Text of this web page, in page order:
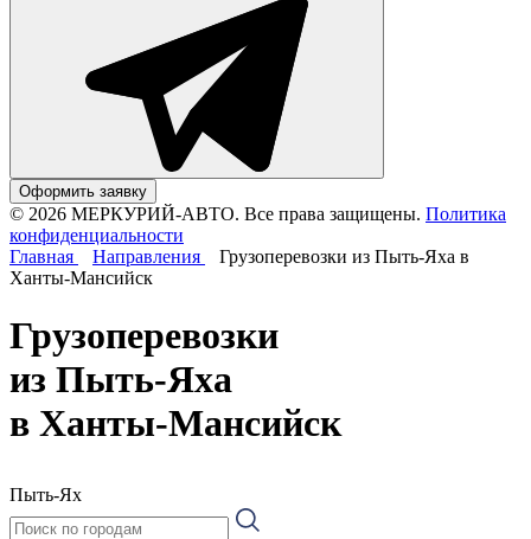
Оформить заявку
© 2026 МЕРКУРИЙ-АВТО. Все права защищены. Политика
конфиденциальности
Главная
Направления
Грузоперевозки из Пыть-Яха в
Ханты-Мансийск
Грузоперевозки
из Пыть-Яха
в Ханты-Мансийск
Пыть-Ях